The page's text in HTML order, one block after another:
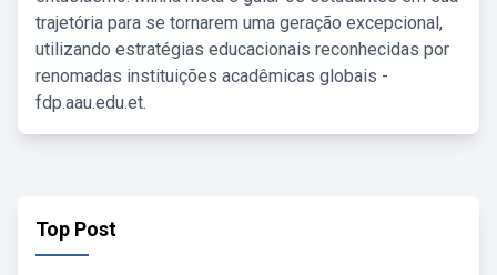
trajetória para se tornarem uma geração excepcional,
utilizando estratégias educacionais reconhecidas por
renomadas instituições acadêmicas globais -
fdp.aau.edu.et.
Top Post